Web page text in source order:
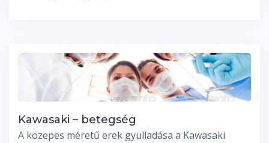
Kawasaki – betegség
A közepes méretű erek gyulladása a Kawasaki